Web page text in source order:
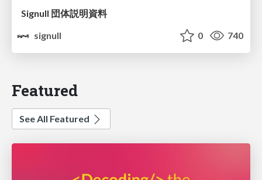
Signull 団体説明資料
signull
0 740
Featured
See All Featured